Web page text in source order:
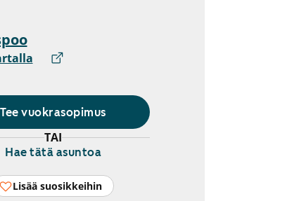
Tee vuokrasopimus
TAI
Hae tätä asuntoa
Lisää suosikkeihin